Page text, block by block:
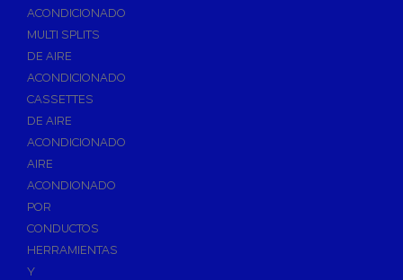
Vertederos Baño
Sanitarios Suspendidos
Placas de Accionamiento para Cisternas
Cisternas Empotradas
Seguridad en el Baño
Wellness
Calefacción y A.C.S
Accesorios de Calefacción
Vasos de Expansión
ACONDICIONADO
MULTI SPLITS
DE AIRE
ACONDICIONADO
CASSETTES
DE AIRE
ACONDICIONADO
AIRE
ACONDIONADO
POR
CONDUCTOS
HERRAMIENTAS
Y